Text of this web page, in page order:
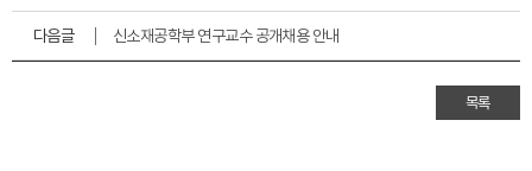
다음글 신소재공학부 연구교수 공개채용 안내
목록